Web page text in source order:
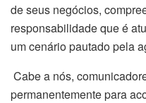
de seus negócios,
responsabilidade que é
um cenário pautado pela
Cabe a nós,
permanentemente para